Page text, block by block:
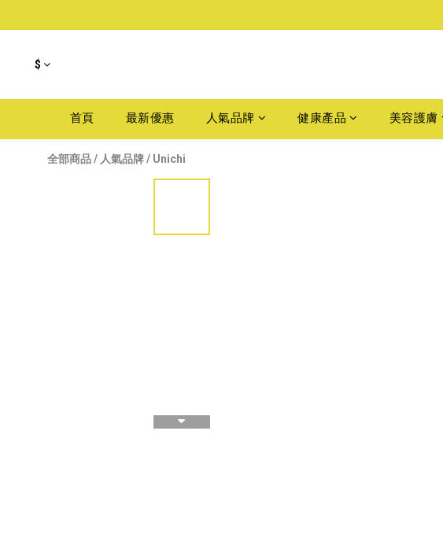
$
首頁 最新優惠 人氣品牌 健康產品 美容護膚
全部商品/ 人氣品牌/ Unichi